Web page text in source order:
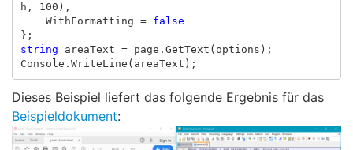
h , 100 ),
WithFormatting =
false
};
string
areaText = page . GetText ( options );
Console . WriteLine ( areaText );
Dieses Beispiel liefert das folgende Ergebnis für das
Beispieldokument: